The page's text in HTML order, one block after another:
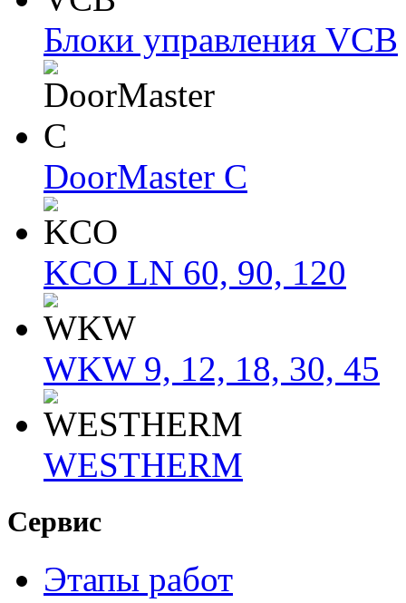
Блоки упрaвлeния VCB
DoorMaster C
KCO LN 60, 90, 120
WKW 9, 12, 18, 30, 45
WESTHERM
Сервис
Этапы работ